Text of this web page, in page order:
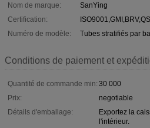
Nom de marque:
SanYing
Certification:
ISO9001,GMI,BRV,QS
Numéro de modèle:
Tubes stratifiés par
Conditions de paiement et
Quantité de commande min: 30 000
Prix:
negotiable
Détails d'emballage:
Exportez la
l'intérieur.